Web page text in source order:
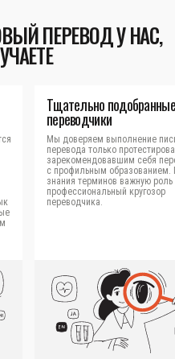
ПЕРЕВОД У НАС,
Тщательно подобранные
переводчики
Мы доверяем выполнение
перевода только
зарекомендовавшим себя
с профильным
знания терминов важную роль
профессиональный кругозор
переводчика.